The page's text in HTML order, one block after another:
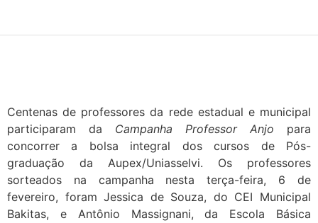
Centenas de professores da rede estadual e municipal
participaram da Campanha Professor Anjo para
concorrer a bolsa integral dos cursos de Pós-
graduação da Aupex/Uniasselvi. Os professores
sorteados na campanha nesta terça-feira, 6 de
fevereiro, foram Jessica de Souza, do CEI Municipal
Bakitas, e Antônio Massignani, da Escola Básica